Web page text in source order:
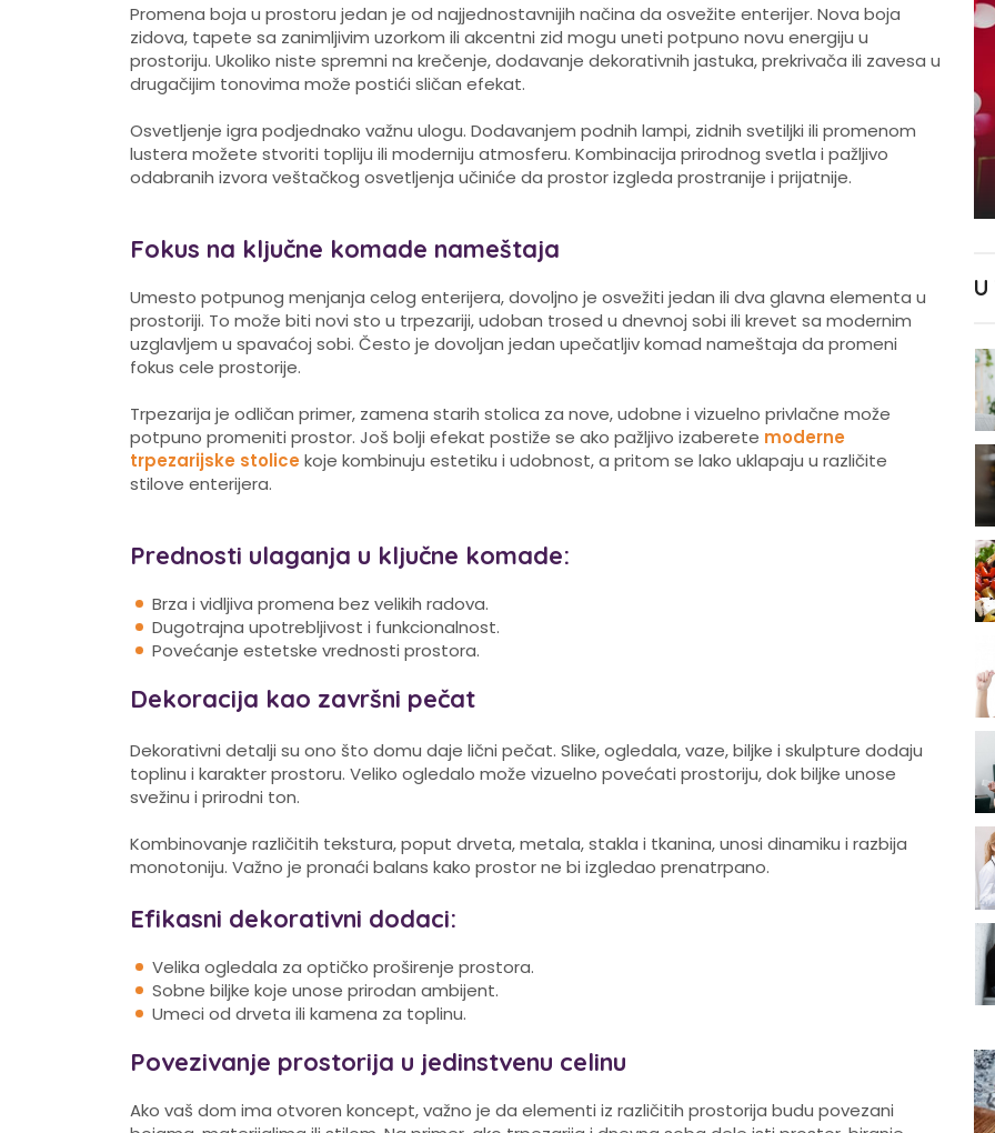
Promena boja u prostoru jedan je od najjednostavnijih načina da osvežite enterijer. Nova boja
zidova, tapete sa zanimljivim uzorkom ili akcentni zid mogu uneti potpuno novu energiju u
prostoriju. Ukoliko niste spremni na krečenje, dodavanje dekorativnih jastuka, prekrivača ili zavesa u
drugačijim tonovima može postići sličan efekat.
Osvetljenje igra podjednako važnu ulogu. Dodavanjem podnih lampi, zidnih svetiljki ili promenom
lustera možete stvoriti topliju ili moderniju atmosferu. Kombinacija prirodnog svetla i pažljivo
odabranih izvora veštačkog osvetljenja učiniće da prostor izgleda prostranije i prijatnije.
Fokus na ključne komade nameštaja
Umesto potpunog menjanja celog enterijera, dovoljno je osvežiti jedan ili dva glavna elementa u
prostoriji. To može biti novi sto u trpezariji, udoban trosed u dnevnoj sobi ili krevet sa modernim
uzglavljem u spavaćoj sobi. Često je dovoljan jedan upečatljiv komad nameštaja da promeni
fokus cele prostorije.
Trpezarija je odličan primer, zamena starih stolica za nove, udobne i vizuelno privlačne može
potpuno promeniti prostor. Još bolji efekat postiže se ako pažljivo izaberete moderne
trpezarijske stolicekoje kombinuju estetiku i udobnost, a pritom se lako uklapaju u različite
stilove enterijera.
Prednosti ulaganja u ključne komade:
Brza i vidljiva promena bez velikih radova.
Dugotrajna upotrebljivost i funkcionalnost.
Povećanje estetske vrednosti prostora.
Dekoracija kao završni pečat
Dekorativni detalji su ono što domu daje lični pečat. Slike, ogledala, vaze, biljke i skulpture dodaju
toplinu i karakter prostoru. Veliko ogledalo može vizuelno povećati prostoriju, dok biljke unose
svežinu i prirodni ton.
Kombinovanje različitih tekstura, poput drveta, metala, stakla i tkanina, unosi dinamiku i razbija
monotoniju. Važno je pronaći balans kako prostor ne bi izgledao prenatrpano.
Efikasni dekorativni dodaci:
Velika ogledala za optičko proširenje prostora.
Sobne biljke koje unose prirodan ambijent.
Umeci od drveta ili kamena za toplinu.
Povezivanje prostorija u jedinstvenu celinu
Ako vaš dom ima otvoren koncept, važno je da elementi iz različitih prostorija budu povezani
U